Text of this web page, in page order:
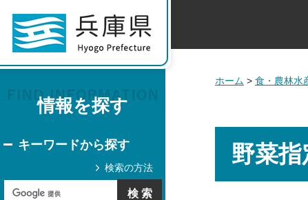
情報を探す
キーワードから探す
検索の方法
ホーム > 食・農林水
野菜